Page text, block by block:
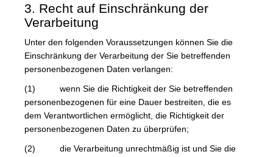
3. Recht auf Einschränkung der
Verarbeitung
Unter den folgenden Voraussetzungen können Sie die
Einschränkung der Verarbeitung der Sie betreffenden
personenbezogenen Daten verlangen:
(1) wenn Sie die Richtigkeit der Sie betreffenden
personenbezogenen für eine Dauer bestreiten, die es
dem Verantwortlichen ermöglicht, die Richtigkeit der
personenbezogenen Daten zu überprüfen;
(2) die Verarbeitung unrechtmäßig ist und Sie die